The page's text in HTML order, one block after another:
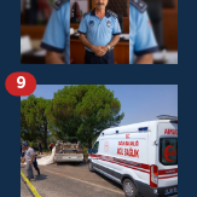
9